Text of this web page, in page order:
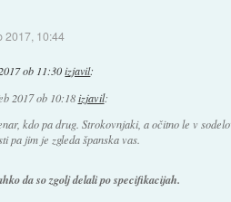
2017, 10:44
ob 11:30 izjavil:
2017 ob 10:18 izjavil:
kdo pa drug. Strokovnjaki, a očitno le v
pa jim je zgleda španska vas.
da so zgolj delali po specifikacijah.